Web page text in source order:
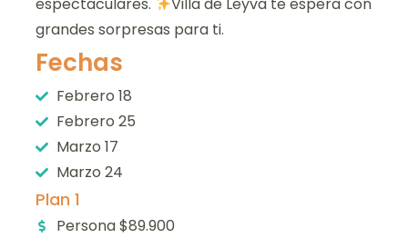
espectaculares.
Villa de Leyva te espera con
grandes sorpresas para ti.
Fechas
Febrero 18
Febrero 25
Marzo 17
Marzo 24
Plan 1
Persona $89.900